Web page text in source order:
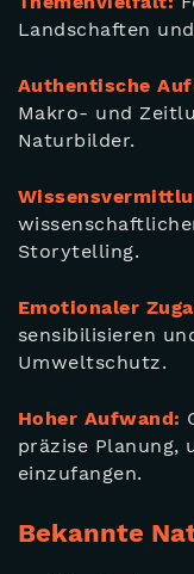
Landschaften
Authentische
Makro- und
Naturbilder.
Storytelling.
Emotionaler
sensibilisieren
Umweltschutz.
Hoher Aufwand:
präzise Planung,
einzufangen.
Bekannte